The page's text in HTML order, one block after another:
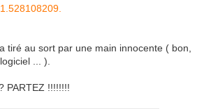
tiré au sort par une main innocente ( bon,
... ).
PARTEZ !!!!!!!!